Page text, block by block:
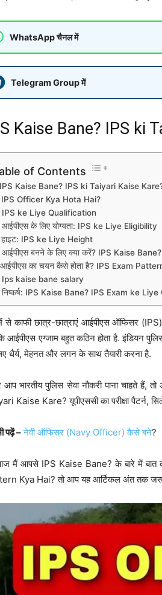
WhatsApp चैनल में
Telegram Group में
Kaise Bane? IPS ki
of Contents
Kaise Bane? IPS ki Taiyari Kaise
IPS Officer Kya Hota Hai?
IPS ke Liye Qualification
आईपीएस के लिए योग्यता: IPS ke Liye Eligibility
हाइट: IPS ke Liye Height
आईपीएस बनने के लिए क्या करें? IPS Kaise Bane?
आईपीएस का चयन कैसे होता है? IPS Exam
Ips kaise bane salary
निष्कर्ष: IPS Kaise Bane? IPS Exam ke
काफी छात्र-छात्राएं आईपीएस ऑफिसर
आईपीएस एग्जाम बहुत कठिन होता है. इंडियन
धैर्य, मेहनत और लगन के साथ तैयारी करना है.
भारतीय पुलिस सेवा नौकरी पाना चाहते हैं,
Kaise Kare? यूपीएससी का परीक्षा पैटर्न,
पढ़ें – नेवी ऑफिसर (Navy Officer) कैसे बने?
मैं आपसे IPS Kaise Bane? के बारे में बात
Kya Hai? तो आप यह आर्टिकल अंत तक